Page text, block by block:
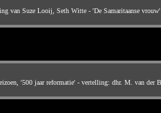
van Suze Looij, Seth Witte - 'De Samaritaanse
'500 jaar reformatie' - vertelling: dhr. M. van der